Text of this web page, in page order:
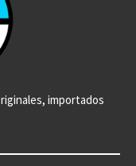
importados